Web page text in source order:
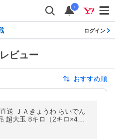
i
ログイン
ビュー
おすすめ順
送 ＪＡきょうわ らいでん
超大玉 8キロ（2キロ×4
道メロン お中元 ギフト爆